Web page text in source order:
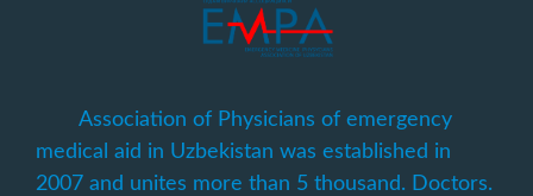
Association of Physicians of emergency
medical aid in Uzbekistan was established in
2007 and unites more than 5 thousand. Doctors.